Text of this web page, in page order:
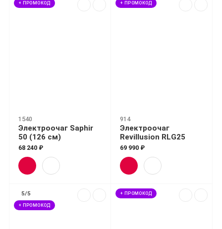
+ ПРОМОКОД
1540
Электроочаг Saphir
50 (126 см)
68 240 ₽
+ ПРОМОКОД
914
Электроочаг
Revillusion RLG25
69 990 ₽
5/5
+ ПРОМОКОД
+ ПРОМОКОД